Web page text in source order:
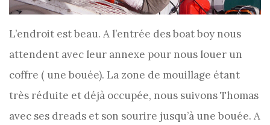
L’endroit est beau. A l’entrée des boat boy nous
attendent avec leur annexe pour nous louer un
coffre ( une bouée). La zone de mouillage étant
très réduite et déjà occupée, nous suivons Thomas
avec ses dreads et son sourire jusqu’à une bouée. A